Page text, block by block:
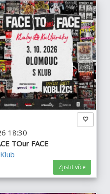
18:30
TOur FACE
Zjistit více